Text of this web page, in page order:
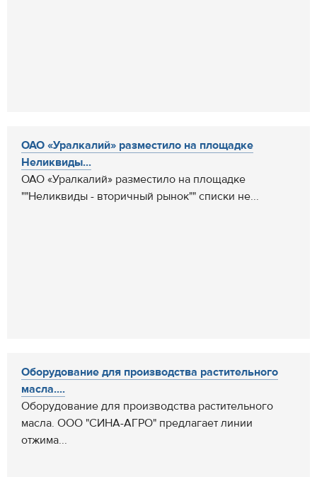
ОАО «Уралкалий» разместило на площадке
Неликвиды...
ОАО «Уралкалий» разместило на площадке
""Неликвиды - вторичный рынок"" списки не...
Оборудование для производства растительного
масла....
Оборудование для производства растительного
масла. ООО "СИНА-АГРО" предлагает линии
отжима...